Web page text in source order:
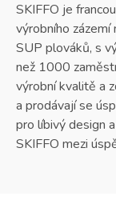
SKIFFO je
výrobního
SUP plováků, s
než 1000
výrobní kvalitě a
a prodávají se
pro líbivý design
SKIFFO mezi